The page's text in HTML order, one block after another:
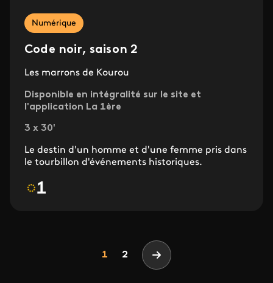
Numérique
Code noir, saison 2
Les marrons de Kourou
Disponible en intégralité sur le site et
l'application La 1ère
3 x 30'
Le destin d'un homme et d'une femme pris dans
le tourbillon d'événements historiques.
Page
1 Page
2 Page suivante